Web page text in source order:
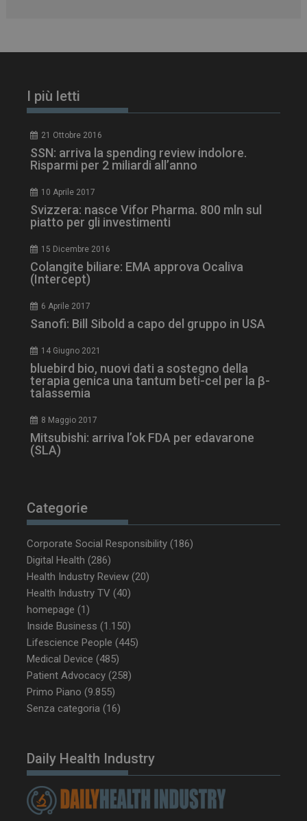
I più letti
21 Ottobre 2016
SSN: arriva la spending review indolore.
Risparmi per 2 miliardi all’anno
10 Aprile 2017
Svizzera: nasce Vifor Pharma. 800 mln sul
piatto per gli investimenti
15 Dicembre 2016
Colangite biliare: EMA approva Ocaliva
(Intercept)
6 Aprile 2017
Sanofi: Bill Sibold a capo del gruppo in USA
14 Giugno 2021
bluebird bio, nuovi dati a sostegno della
terapia genica una tantum beti-cel per la β-
talassemia
8 Maggio 2017
Mitsubishi: arriva l’ok FDA per edavarone
(SLA)
Categorie
Corporate Social Responsibility (186)
Digital Health (286)
Health Industry Review (20)
Health Industry TV (40)
homepage (1)
Inside Business (1.150)
Lifescience People (445)
Medical Device (485)
Patient Advocacy (258)
Primo Piano (9.855)
Senza categoria (16)
Daily Health Industry
PHPSESSID
PHP.net
Sessione
tracking-sites-
ARRAffinity
Microsoft Corporation
Sessione
_ga_Z2VT792F98
tracking-sites-
ironfish-tracking-
enable